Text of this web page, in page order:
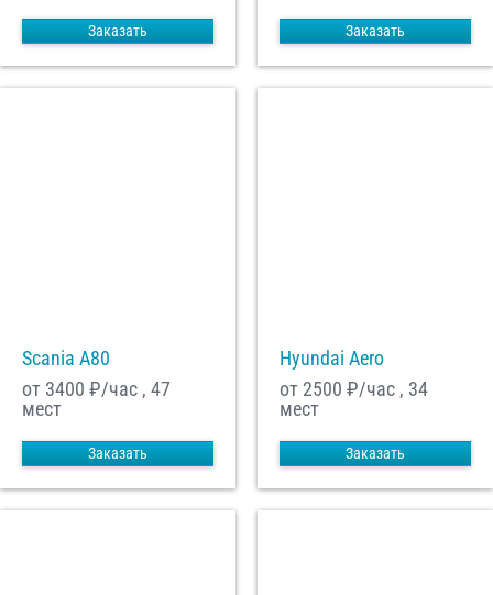
Заказать Заказать
Scania A80
от 3400 ₽/час , 47
мест
Заказать
Hyundai Aero
от 2500 ₽/час , 34
мест
Заказать